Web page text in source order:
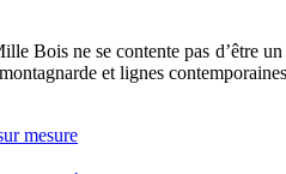
Bois ne se contente pas d’être
et lignes